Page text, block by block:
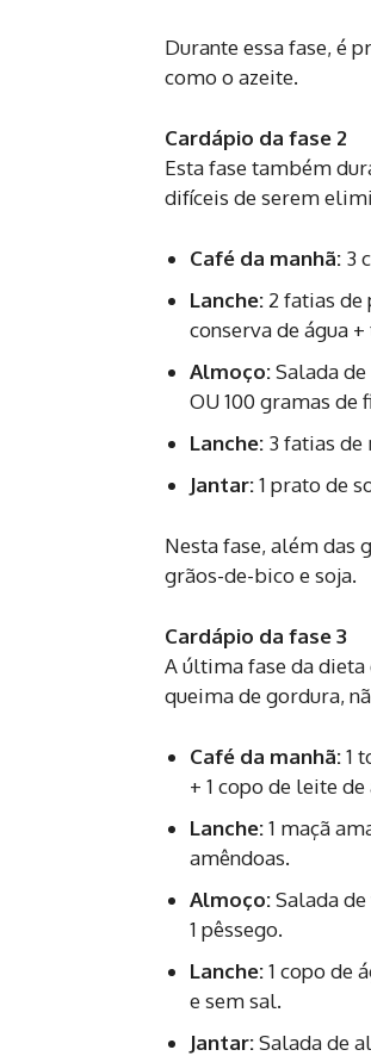
Durante essa fase, é
como o azeite.
Cardápio da fase 2
Esta fase também
difíceis de serem
Café da manhã: 3
Lanche: 2 fatias de
conserva de água
Almoço:Salada
OU 100 gramas de
Lanche: 3 fatias
Jantar:1 prato de
Nesta fase, além das
grãos-de-bico e soja.
Cardápio da fase 3
A última fase da
queima de gordura,
Café da manhã:1
+ 1 copo de leite
Lanche:1 maçã
amêndoas.
Almoço:Salada
1 pêssego.
Lanche:1 copo de
e sem sal.
Jantar:Salada de